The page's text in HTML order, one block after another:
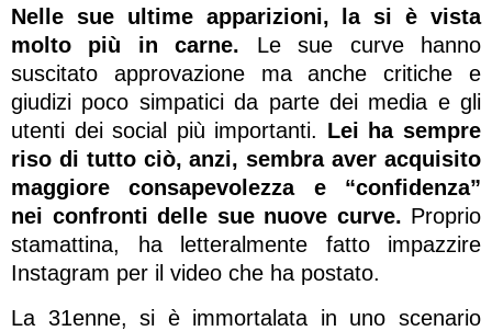
Nelle sue ultime apparizioni, la si è vista
molto più in carne. Le sue curve hanno
suscitato approvazione ma anche critiche e
giudizi poco simpatici da parte dei media e gli
utenti dei social più importanti. Lei ha sempre
riso di tutto ciò, anzi, sembra aver acquisito
maggiore consapevolezza e “confidenza”
nei confronti delle sue nuove curve. Proprio
stamattina, ha letteralmente fatto impazzire
Instagram per il video che ha postato.
La 31enne, si è immortalata in uno scenario